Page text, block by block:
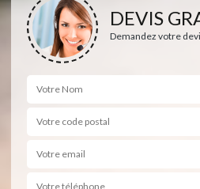
DEVIS
Demandez votre